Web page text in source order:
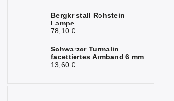
Bergkristall Rohstein
Lampe
78,10 €
Schwarzer Turmalin
facettiertes Armband 6 mm
13,60 €